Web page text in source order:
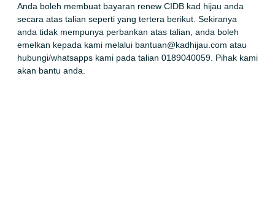
Anda boleh membuat bayaran renew CIDB kad hijau anda
secara atas talian seperti yang tertera berikut. Sekiranya
anda tidak mempunya perbankan atas talian, anda boleh
emelkan kepada kami melalui bantuan@kadhijau.com atau
hubungi/whatsapps kami pada talian 0189040059. Pihak kami
akan bantu anda.